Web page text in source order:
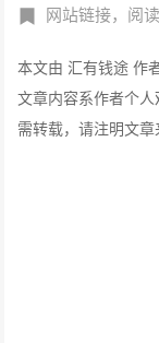
网站链接，阅
本文由 汇有钱途 作
文章内容系作者个
需转载，请注明文章